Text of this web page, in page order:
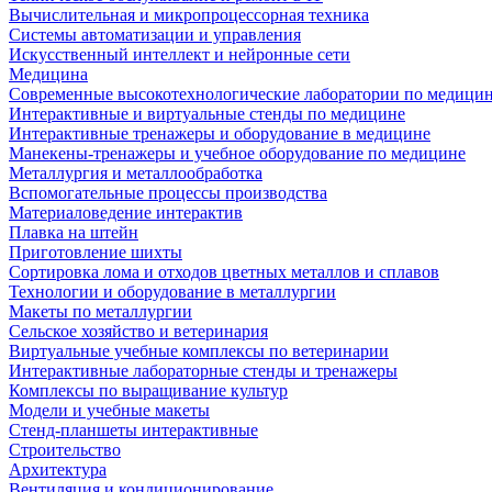
Вычислительная и микропроцессорная техника
Системы автоматизации и управления
Искусственный интеллект и нейронные сети
Медицина
Современные высокотехнологические лаборатории по
Интерактивные и виртуальные стенды по медицине
Интерактивные тренажеры и оборудование в медицине
Манекены-тренажеры и учебное оборудование по медицине
Металлургия и металлообработка
Вспомогательные процессы производства
Материаловедение интерактив
Плавка на штейн
Приготовление шихты
Сортировка лома и отходов цветных металлов и сплавов
Технологии и оборудование в металлургии
Макеты по металлургии
Сельское хозяйство и ветеринария
Виртуальные учебные комплексы по ветеринарии
Интерактивные лабораторные стенды и тренажеры
Комплексы по выращивание культур
Модели и учебные макеты
Стенд-планшеты интерактивные
Строительство
Архитектура